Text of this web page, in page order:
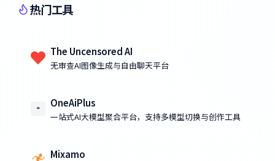
热门工具
The Uncensored AI
无审查AI图像生成与自由聊天平台
OneAiPlus
一站式AI大模型聚合平台，支持多模型切换与创作工具
Mixamo